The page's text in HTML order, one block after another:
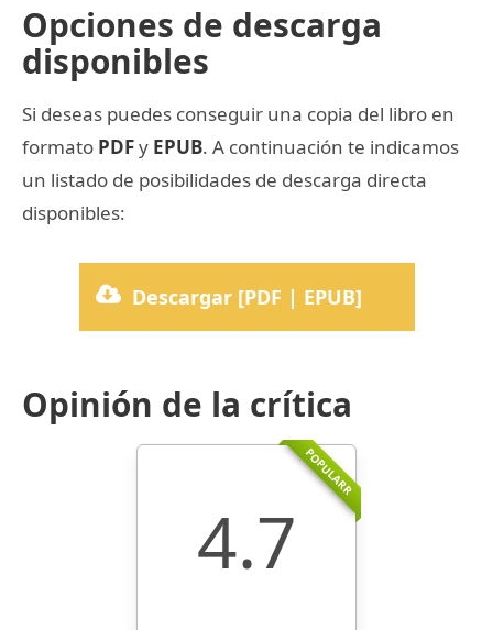
Opciones de descarga
disponibles
Si deseas puedes conseguir una copia del libro en
formato PDFy EPUB. A continuación te indicamos
un listado de posibilidades de descarga directa
disponibles:
Descargar [PDF | EPUB]
Opinión de la crítica
POPULARR
4.7